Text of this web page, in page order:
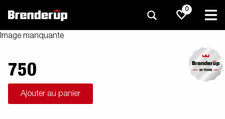
0
Image manquante
750
Ajouter au panier